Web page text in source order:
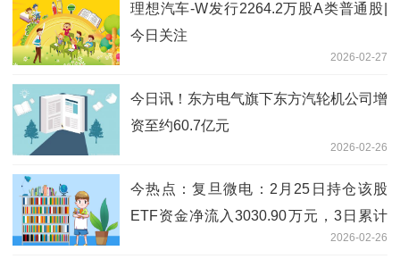
理想汽车-W发行2264.2万股A类普通股|
今日关注
2026-02-27
今日讯！东方电气旗下东方汽轮机公司增
资至约60.7亿元
2026-02-26
今热点：复旦微电：2月25日持仓该股
ETF资金净流入3030.90万元，3日累计
2026-02-26